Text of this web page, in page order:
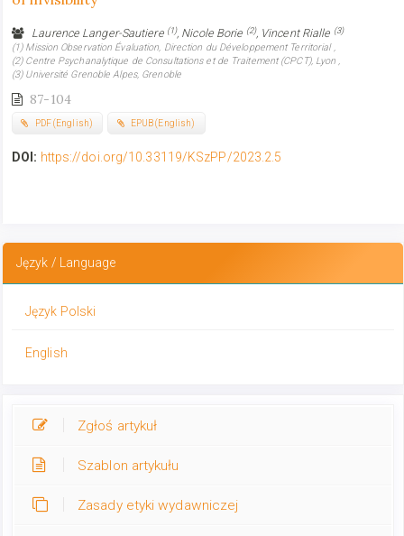
Laurence Langer-Sautiere (1), Nicole Borie (2), Vincent Rialle (3)
(1) Mission Observation Évaluation, Direction du Développement Territorial ,
(2) Centre Psychanalytique de Consultations et de Traitement (CPCT), Lyon ,
(3) Université Grenoble Alpes, Grenoble
87-104
PDF (English) EPUB (English)
DOI: https://doi.org/10.33119/KSzPP/2023.2.5
Język / Language
Język Polski
English
Zgłoś artykuł
Szablon artykułu
Zasady etyki wydawniczej